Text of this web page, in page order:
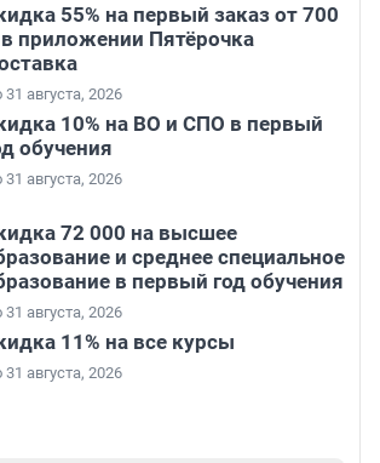
55% на первый заказ от 700
приложении Пятёрочка
31 августа, 2026
10% на ВО и СПО в первый
обучения
31 августа, 2026
72 000 на высшее
и среднее специальное
в первый год обучения
31 августа, 2026
11% на все курсы
31 августа, 2026